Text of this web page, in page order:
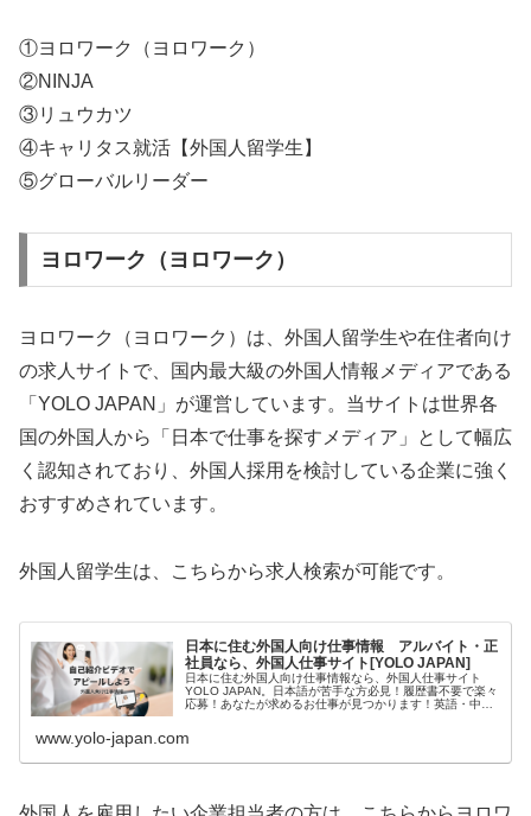
①ヨロワーク（ヨロワーク）
②NINJA
③リュウカツ
④キャリタス就活【外国人留学生】
⑤グローバルリーダー
ヨロワーク（ヨロワーク）
ヨロワーク（ヨロワーク）は、外国人留学生や在住者向け
の求人サイトで、国内最大級の外国人情報メディアである
「YOLO JAPAN」が運営しています。当サイトは世界各
国の外国人から「日本で仕事を探すメディア」として幅広
く認知されており、外国人採用を検討している企業に強く
おすすめされています。
外国人留学生は、こちらから求人検索が可能です。
日本に住む外国人向け仕事情報 アルバイト・正
社員なら、外国人仕事サイト[YOLO JAPAN]
日本に住む外国人向け仕事情報なら、外国人仕事サイト
YOLO JAPAN。日本語が苦手な方必見！履歴書不要で楽々
応募！あなたが求めるお仕事が見つかります！英語・中国
www.yolo-japan.com